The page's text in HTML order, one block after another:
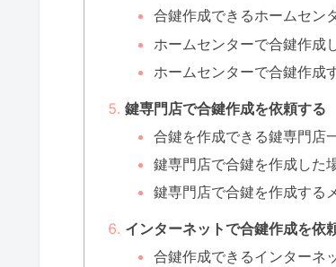
合鍵作成できるホームセン
ホームセンターで合鍵作成
ホームセンターで合鍵作成
鍵専門店で合鍵作成を依頼する
合鍵を作成できる鍵専門店
鍵専門店で合鍵を作成した
鍵専門店で合鍵を作成する
インターネットで合鍵作成を依
合鍵作成できるインターネ